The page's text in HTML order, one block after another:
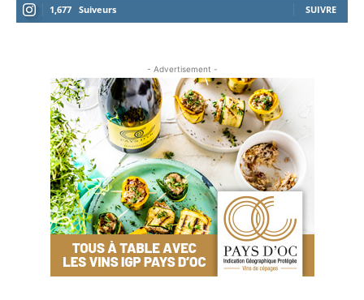
1,677 Suiveurs SUIVRE
- Advertisement -